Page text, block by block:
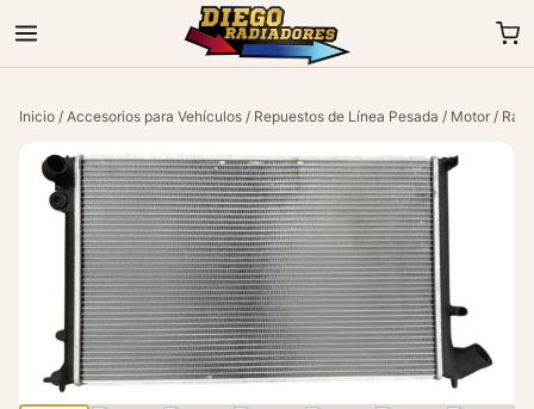
Inicio / Accesorios para Vehículos / Repuestos de Línea Pesada / Motor /